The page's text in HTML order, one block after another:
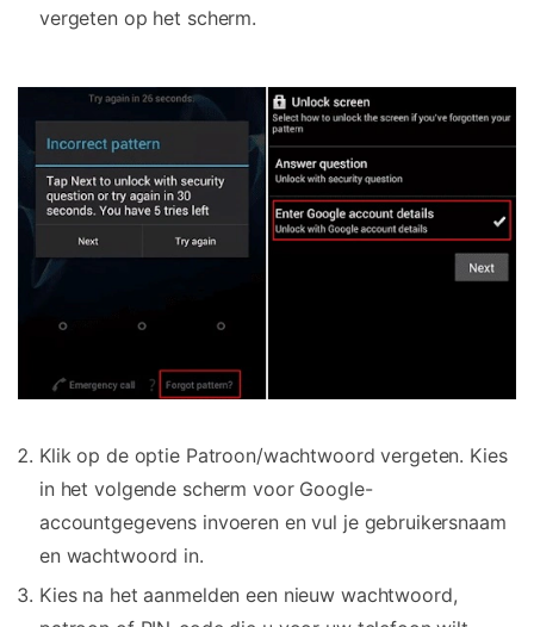
vergeten op het scherm.
Klik op de optie Patroon/wachtwoord vergeten. Kies
in het volgende scherm voor Google-
accountgegevens invoeren en vul je gebruikersnaam
en wachtwoord in.
Kies na het aanmelden een nieuw wachtwoord,